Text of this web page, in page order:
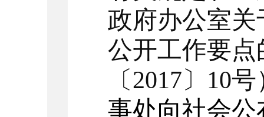
政府办公室关
公开工作要
〔2017〕10
事处向社会公